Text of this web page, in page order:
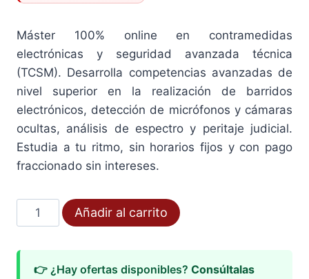
Máster 100% online en contramedidas
electrónicas y seguridad avanzada técnica
(TCSM). Desarrolla competencias avanzadas de
nivel superior en la realización de barridos
electrónicos, detección de micrófonos y cámaras
ocultas, análisis de espectro y peritaje judicial.
Estudia a tu ritmo, sin horarios fijos y con pago
fraccionado sin intereses.
Máster
TCSM
Electronicas
Añadir al carrito
👉 ¿Hay ofertas disponibles? Consúltalas